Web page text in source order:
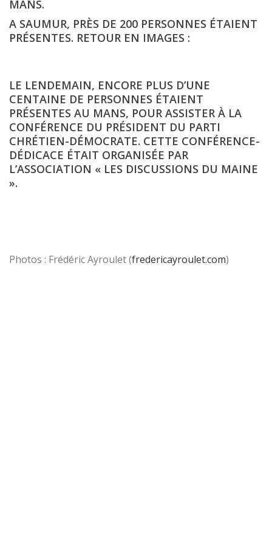
MANS.
A SAUMUR, PRÈS DE 200 PERSONNES ÉTAIENT
PRÉSENTES. RETOUR EN IMAGES :
LE LENDEMAIN, ENCORE PLUS D’UNE
CENTAINE DE PERSONNES ÉTAIENT
PRÉSENTES AU MANS, POUR ASSISTER À LA
CONFÉRENCE DU PRÉSIDENT DU PARTI
CHRÉTIEN-DÉMOCRATE. CETTE CONFÉRENCE-
DÉDICACE ÉTAIT ORGANISÉE PAR
L’ASSOCIATION « LES DISCUSSIONS DU MAINE
».
Photos : Frédéric Ayroulet (fredericayroulet.com)